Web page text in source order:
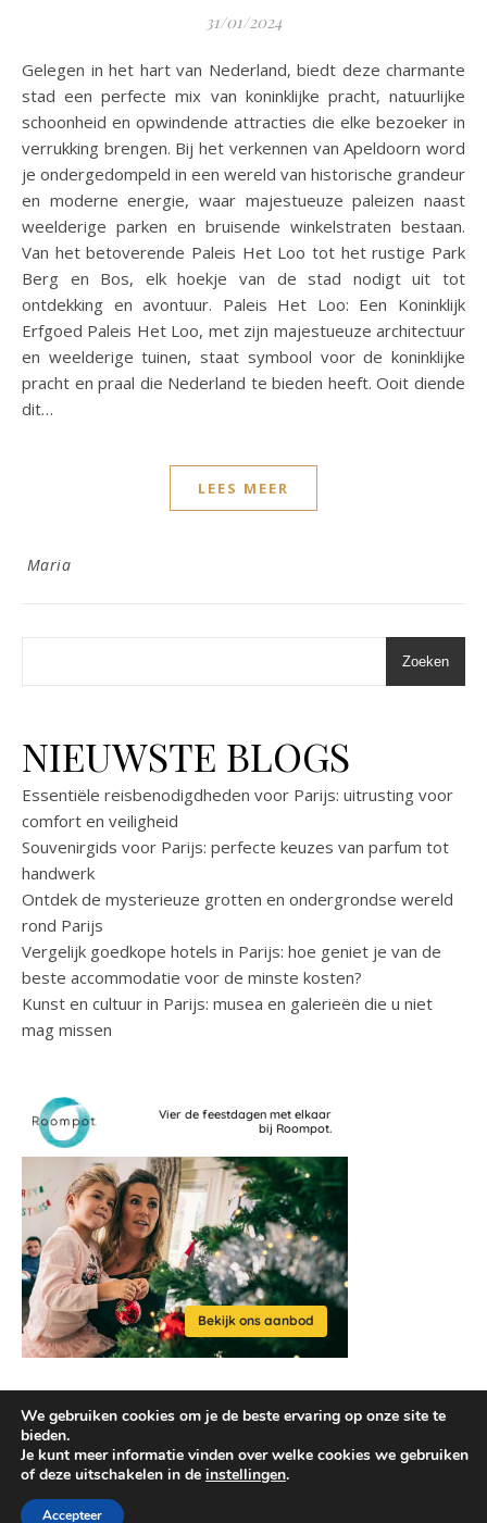
31/01/2024
Gelegen in het hart van Nederland, biedt deze charmante
stad een perfecte mix van koninklijke pracht, natuurlijke
schoonheid en opwindende attracties die elke bezoeker in
verrukking brengen. Bij het verkennen van Apeldoorn word
je ondergedompeld in een wereld van historische grandeur
en moderne energie, waar majestueuze paleizen naast
weelderige parken en bruisende winkelstraten bestaan.
Van het betoverende Paleis Het Loo tot het rustige Park
Berg en Bos, elk hoekje van de stad nodigt uit tot
ontdekking en avontuur. Paleis Het Loo: Een Koninklijk
Erfgoed Paleis Het Loo, met zijn majestueuze architectuur
en weelderige tuinen, staat symbool voor de koninklijke
pracht en praal die Nederland te bieden heeft. Ooit diende
dit…
LEES MEER
Maria
Zoeken
NIEUWSTE BLOGS
Essentiële reisbenodigdheden voor Parijs: uitrusting voor
comfort en veiligheid
Souvenirgids voor Parijs: perfecte keuzes van parfum tot
handwerk
Ontdek de mysterieuze grotten en ondergrondse wereld
rond Parijs
Vergelijk goedkope hotels in Parijs: hoe geniet je van de
beste accommodatie voor de minste kosten?
Kunst en cultuur in Parijs: musea en galerieën die u niet
mag missen
2026 © reisaccessoires.com
We gebruiken cookies om je de beste ervaring op onze site te
bieden.
Je kunt meer informatie vinden over welke cookies we gebruiken
of deze uitschakelen in de instellingen.
Accepteer